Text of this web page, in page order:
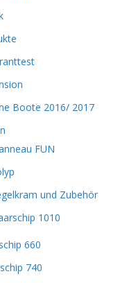
Boote 2016/ 2017
FUN
und Zubehör
1010
660
740